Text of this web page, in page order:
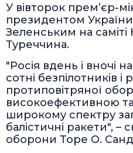
У вівторок прем’єр-
президентом
Зеленським на
Туреччина.
"Росія вдень і вночі
сотні безпілотників
протиповітряної
високоефективною
широкому спектру
балістичні ракети", –
оборони Торе О.